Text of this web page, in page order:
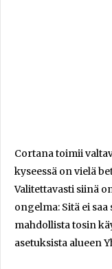
Cortana toimii
kyseessä on vielä
Valitettavasti siinä
ongelma: Sitä ei
mahdollista tosin
asetuksista alueen